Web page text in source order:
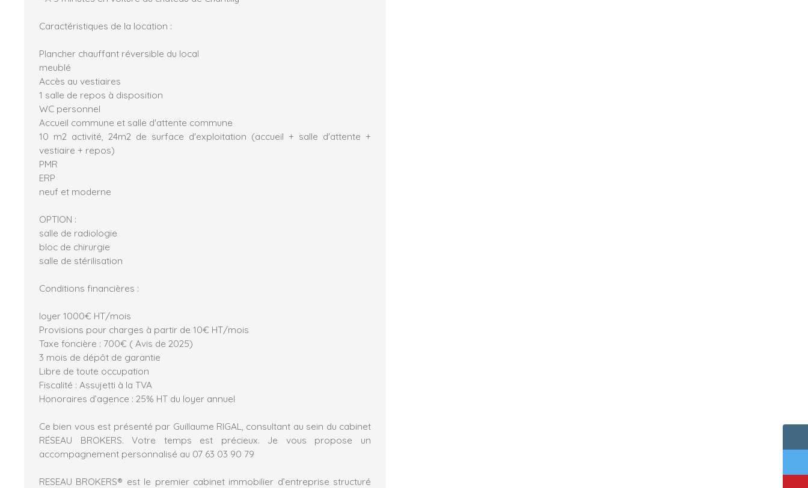
Caractéristiques de la location :
Plancher chauffant réversible du local
meublé
Accès au vestiaires
1 salle de repos à disposition
WC personnel
Accueil commune et salle d'attente commune
10 m2 activité, 24m2 de surface d'exploitation (accueil + salle d'attente +
vestiaire + repos)
PMR
ERP
neuf et moderne
OPTION :
salle de radiologie
bloc de chirurgie
salle de stérilisation
Conditions financières :
loyer 1000€ HT/mois
Provisions pour charges à partir de 10€ HT/mois
Taxe foncière : 700€ ( Avis de 2025)
3 mois de dépôt de garantie
Libre de toute occupation
Fiscalité : Assujetti à la TVA
Honoraires d’agence : 25% HT du loyer annuel
Ce bien vous est présenté par Guillaume RIGAL, consultant au sein du cabinet
RÉSEAU BROKERS. Votre temps est précieux. Je vous propose un
accompagnement personnalisé au 07 63 03 90 79
RESEAU BROKERS® est le premier cabinet immobilier d’entreprise structuré